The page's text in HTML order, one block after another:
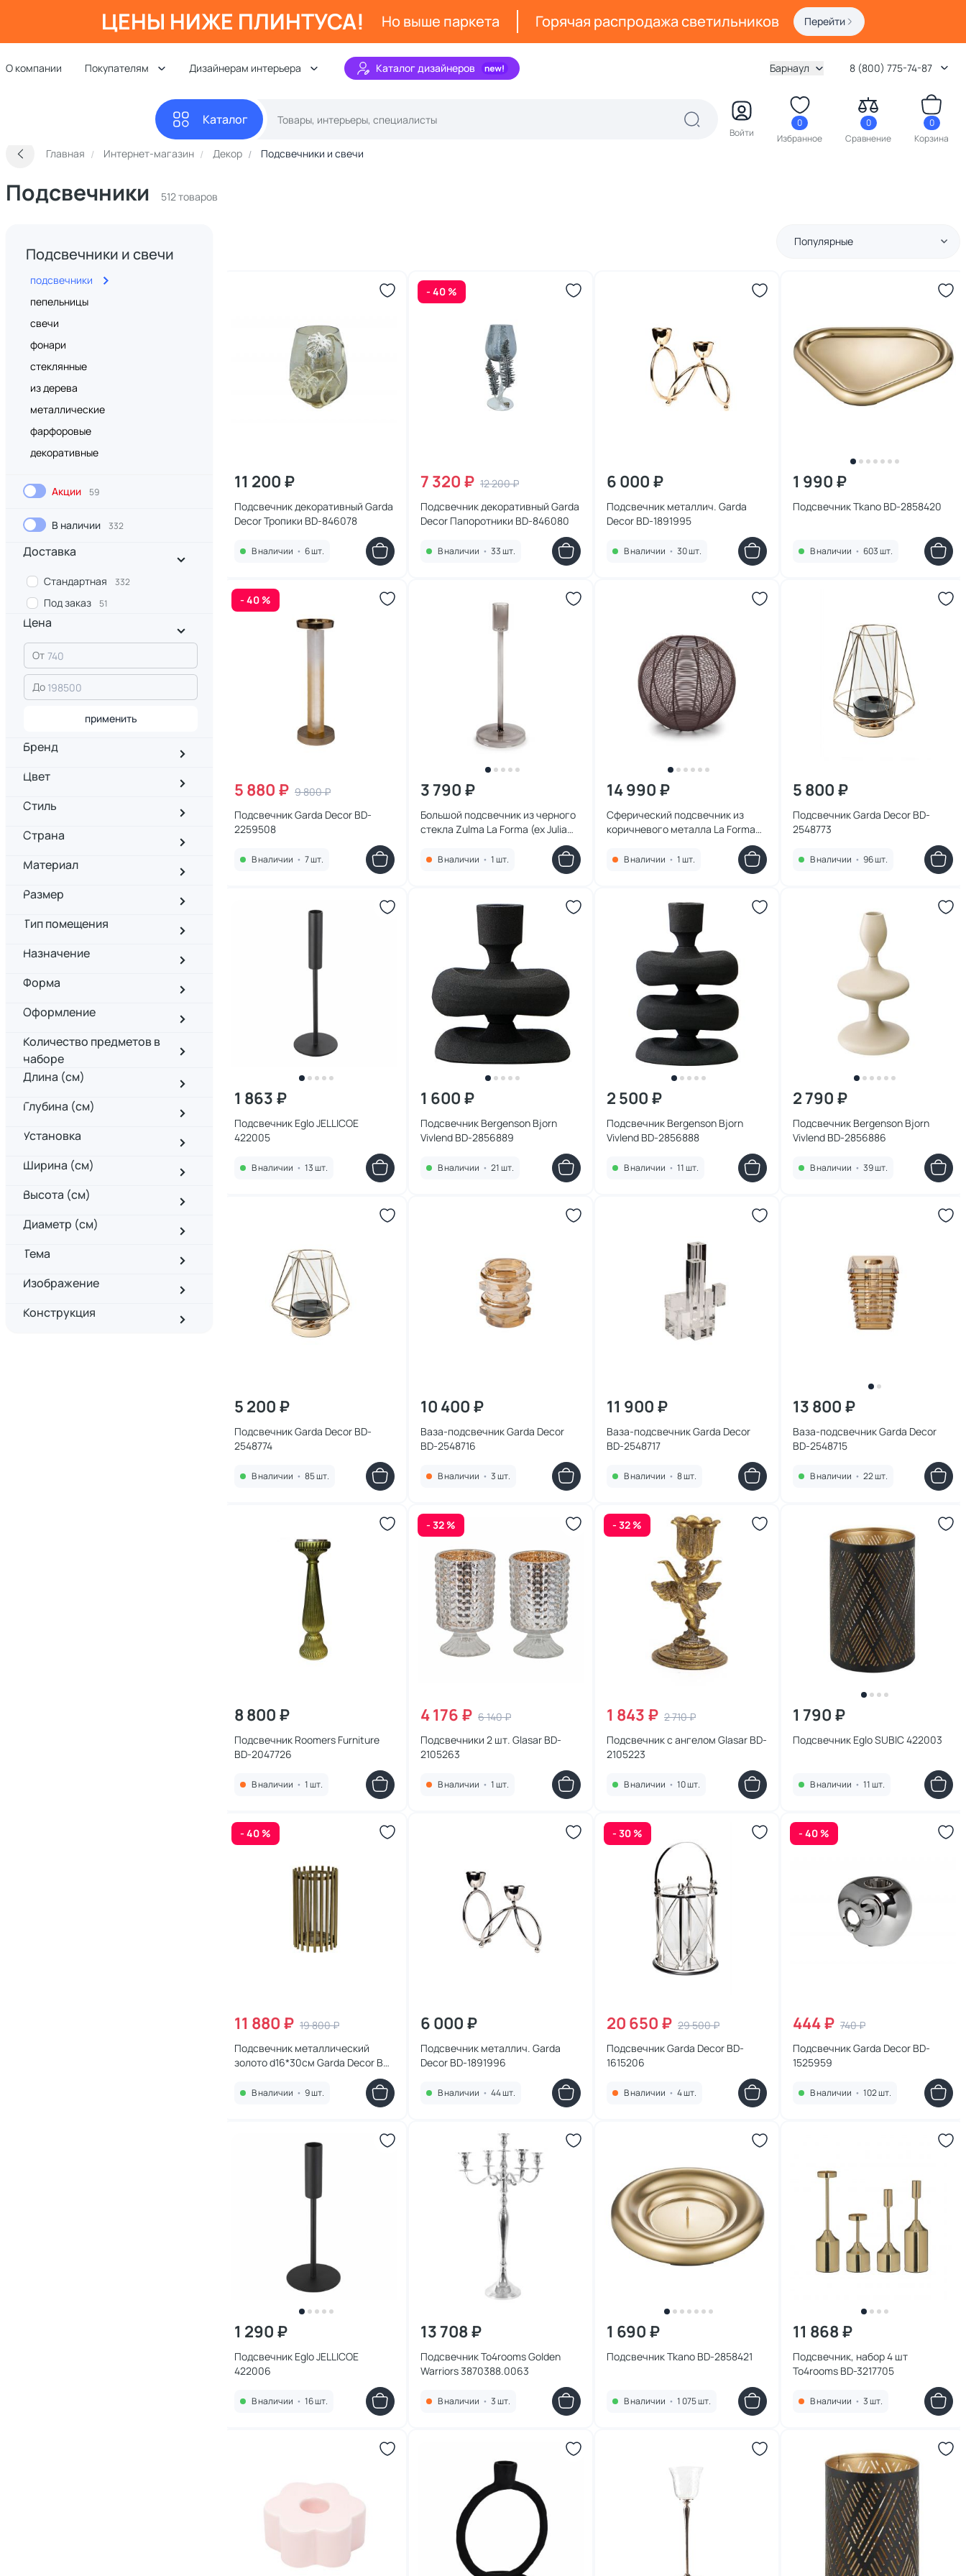
ЦЕНЫ НИЖЕ ПЛИНТУСА! Но выше паркета Горячая распродажа светильников Перейти
О компании Покупателям Дизайнерам интерьера Каталог дизайнеров Барнаул 8 (800) 775-74-87
Каталог
Войти
0
Избранное
0
Сравнение
0
Корзина
Главная Интернет-магазин Декор Подсвечники и свечи
Подсвечники 512 товаров
Подсвечники и свечи
подсвечники
пепельницы
свечи
фонари
стеклянные
из дерева
металлические
фарфоровые
декоративные
Акции 59
В наличии 332
Доставка
Стандартная 332
Под заказ 51
Цена
От
До
применить
Бренд
Цвет
Стиль
Страна
Материал
Размер
Тип помещения
Назначение
Форма
Оформление
Количество предметов в
наборе
Длина (см)
Глубина (см)
Установка
Ширина (см)
Высота (см)
Диаметр (см)
Тема
Изображение
Конструкция
Популярные
11 200 ₽
Подсвечник декоративный Garda
Decor Тропики BD-846078
В наличии • 6 шт.
- 40 %
7 320 ₽ 12 200 ₽
Подсвечник декоративный Garda
Decor Папоротники BD-846080
В наличии • 33 шт.
6 000 ₽
Подсвечник металлич. Garda
Decor BD-1891995
В наличии • 30 шт.
1 990 ₽
Подсвечник Tkano BD-2858420
В наличии • 603 шт.
- 40 %
5 880 ₽ 9 800 ₽
Подсвечник Garda Decor BD-
2259508
В наличии • 7 шт.
3 790 ₽
Большой подсвечник из черного
стекла Zulma La Forma (ex Julia
В наличии • 1 шт.
14 990 ₽
Сферический подсвечник из
коричневого металла La Forma
В наличии • 1 шт.
5 800 ₽
Подсвечник Garda Decor BD-
2548773
В наличии • 96 шт.
1 863 ₽
Подсвечник Eglo JELLICOE
422005
В наличии • 13 шт.
1 600 ₽
Подсвечник Bergenson Bjorn
Vivlend BD-2856889
В наличии • 21 шт.
2 500 ₽
Подсвечник Bergenson Bjorn
Vivlend BD-2856888
В наличии • 11 шт.
2 790 ₽
Подсвечник Bergenson Bjorn
Vivlend BD-2856886
В наличии • 39 шт.
5 200 ₽
Подсвечник Garda Decor BD-
2548774
В наличии • 85 шт.
10 400 ₽
Ваза-подсвечник Garda Decor
BD-2548716
В наличии • 3 шт.
11 900 ₽
Ваза-подсвечник Garda Decor
BD-2548717
В наличии • 8 шт.
13 800 ₽
Ваза-подсвечник Garda Decor
BD-2548715
В наличии • 22 шт.
8 800 ₽
Подсвечник Roomers Furniture
BD-2047726
В наличии • 1 шт.
- 32 %
4 176 ₽ 6 140 ₽
Подсвечники 2 шт. Glasar BD-
2105263
В наличии • 1 шт.
- 32 %
1 843 ₽ 2 710 ₽
Подсвечник с ангелом Glasar BD-
2105223
В наличии • 10 шт.
1 790 ₽
Подсвечник Eglo SUBIC 422003
В наличии • 11 шт.
- 40 %
11 880 ₽ 19 800 ₽
Подсвечник металлический
золото d16*30см Garda Decor BD-
В наличии • 9 шт.
6 000 ₽
Подсвечник металлич. Garda
Decor BD-1891996
В наличии • 44 шт.
- 30 %
20 650 ₽ 29 500 ₽
Подсвечник Garda Decor BD-
1615206
В наличии • 4 шт.
- 40 %
444 ₽ 740 ₽
Подсвечник Garda Decor BD-
1525959
В наличии • 102 шт.
1 290 ₽
Подсвечник Eglo JELLICOE
422006
В наличии • 16 шт.
13 708 ₽
Подсвечник To4rooms Golden
Warriors 3870388.0063
В наличии • 3 шт.
1 690 ₽
Подсвечник Tkano BD-2858421
В наличии • 1 075 шт.
11 868 ₽
Подсвечник, набор 4 шт
To4rooms BD-3217705
В наличии • 3 шт.